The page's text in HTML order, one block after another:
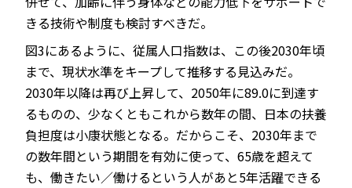
きる技術や制度も検討すべきだ。
図3にあるように、従属人口指数は、この後2030年頃
まで、現状水準をキープして推移する見込みだ。
2030年以降は再び上昇して、2050年に89.0に到達す
るものの、少なくともこれから数年の間、日本の扶養
負担度は小康状態となる。だからこそ、2030年まで
の数年間という期間を有効に使って、65歳を超えて
も、働きたい／働けるという人があと5年活躍できる